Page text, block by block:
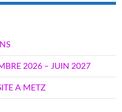
2026 – JUIN 2027
A METZ